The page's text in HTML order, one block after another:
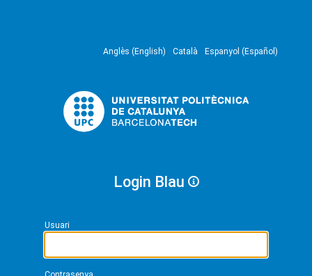
Anglès (English) Català Espanyol (Español)
Login Blau
Usuari